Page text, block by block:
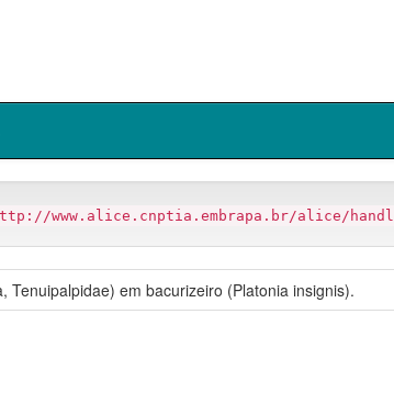
www.alice.cnptia.embrapa.br/alice/
Tenuipalpidae) em bacurizeiro (Platonia insignis).